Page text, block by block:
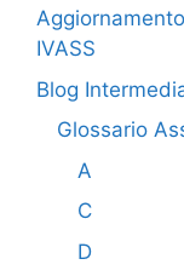
IVASS
Blog
Glossario
A
C
D